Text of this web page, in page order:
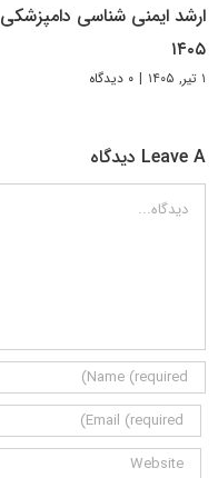
ارشد ایمنی شناسی دامپزشکی
۱۴۰۵
۱ تیر, ۱۴۰۵ | ۰ دیدگاه
Leave A دیدگاه
دیدگاه